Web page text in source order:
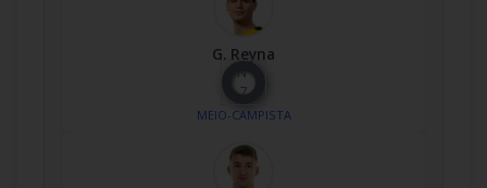
G. Reyna
Nº
7
MEIO-CAMPISTA